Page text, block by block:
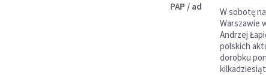
PAP / ad
W sobotę
Warszawie
Andrzej
polskich
dorobku